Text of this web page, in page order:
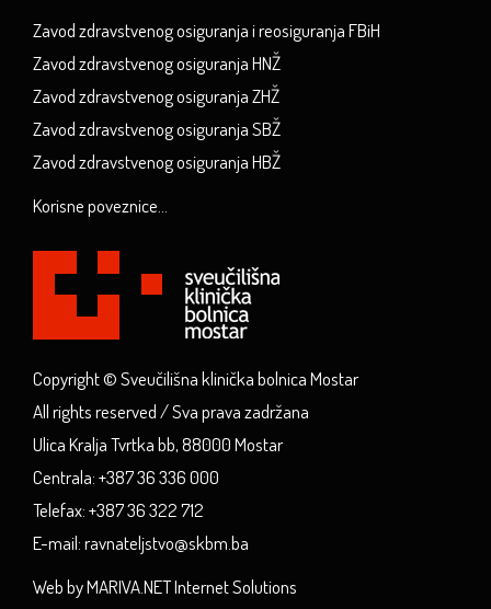
Zavod zdravstvenog osiguranja i reosiguranja FBiH
Zavod zdravstvenog osiguranja HNŽ
Zavod zdravstvenog osiguranja ZHŽ
Zavod zdravstvenog osiguranja SBŽ
Zavod zdravstvenog osiguranja HBŽ
Korisne poveznice...
Copyright © Sveučilišna klinička bolnica Mostar
All rights reserved / Sva prava zadržana
Ulica Kralja Tvrtka bb, 88000 Mostar
Centrala: +387 36 336 000
Telefax: +387 36 322 712
E-mail: ravnateljstvo@skbm.ba
Web by MARIVA.NET Internet Solutions